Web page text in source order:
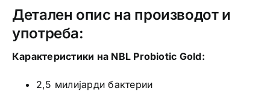
Детален опис на производот и
употреба:
Карактеристики на NBL Probiotic Gold:
2,5 милијарди бактерии